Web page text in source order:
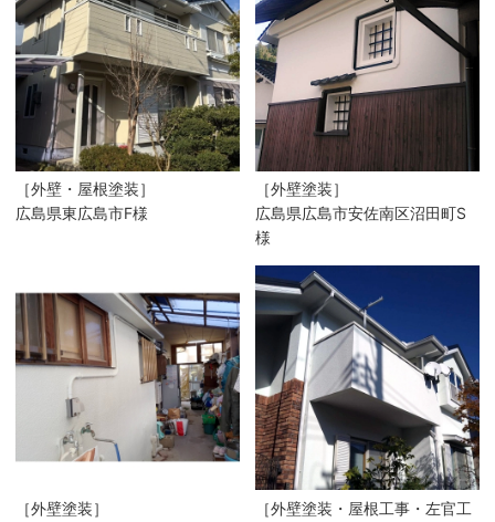
［外壁・屋根塗装］
広島県東広島市F様
［外壁塗装］
広島県広島市安佐南区沼田町S
様
［外壁塗装］
［外壁塗装・屋根工事・左官工